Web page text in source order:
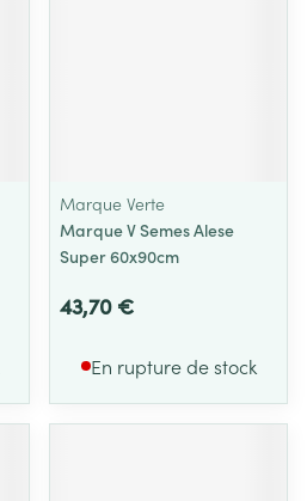
Marque Verte
Marque V Semes Alese
Super 60x90cm
43,70 €
En rupture de stock